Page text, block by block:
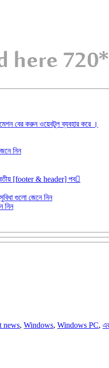
বের করুন ওয়েবটুল ব্যবহার করে ।
নিন
[footer & header] পব
গুলো জেনে নিন
নিন
news, Windows, Windows PC,